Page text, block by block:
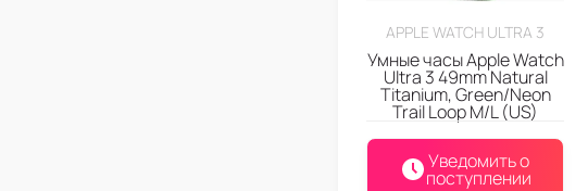
APPLE WATCH ULTRA 3
Умные часы Apple Watch
Ultra 3 49mm Natural
Titanium, Green/Neon
Trail Loop M/L (US)
Уведомить о
поступлении